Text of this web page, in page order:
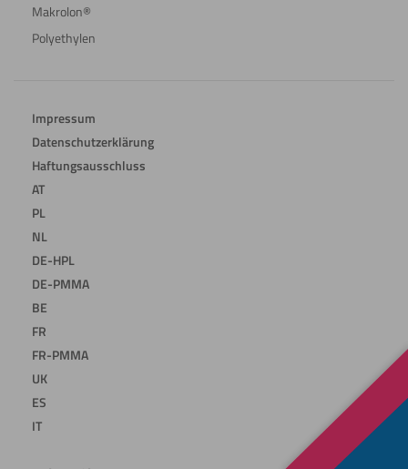
Makrolon®
Polyethylen
Impressum
Datenschutzerklärung
Haftungsausschluss
AT
PL
NL
DE-HPL
DE-PMMA
BE
FR
FR-PMMA
UK
ES
IT